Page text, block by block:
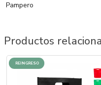
Pampero
Productos
REINGRESO